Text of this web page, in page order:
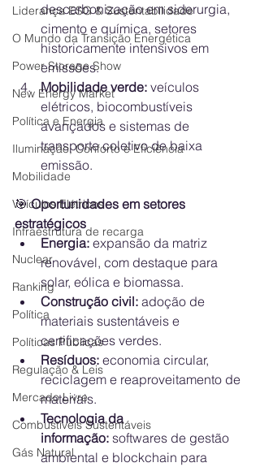
Liderança ESG & Sustentabilidade
O Mundo da Transição Energética
Power Storage Show
New Energy Market
Política e Energia
Iluminação, Conforto e Eficiência
Mobilidade
Veículos Elétricos
Infraestrutura de recarga
Nuclear
Ranking
Política
Políticas Públicas
Regulação & Leis
Mercado Livre
Combustíveis Sustentáveis
Gás Natural
descarbonização em siderurgia,
cimento e química, setores
historicamente intensivos em
emissões.
Mobilidade verde: veículos
elétricos, biocombustíveis
avançados e sistemas de
transporte coletivo de baixa
emissão.
🎯 Oportunidades em setores
estratégicos
Energia: expansão da matriz
renovável, com destaque para
solar, eólica e biomassa.
Construção civil: adoção de
materiais sustentáveis e
certificações verdes.
Resíduos: economia circular,
reciclagem e reaproveitamento de
materiais.
Tecnologia da
informação: softwares de gestão
ambiental e blockchain para